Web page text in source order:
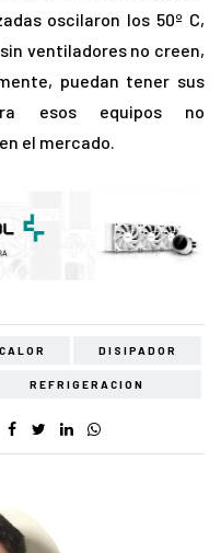
oscilaron los 50º C,
ventiladores no creen,
puedan tener sus
esos equipos no
el mercado.
CALOR DISIPADOR
REFRIGERACION